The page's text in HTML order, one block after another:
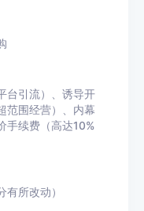
引流）、诱导开
范围经营）、内幕
手续费（高达10%
所改动）